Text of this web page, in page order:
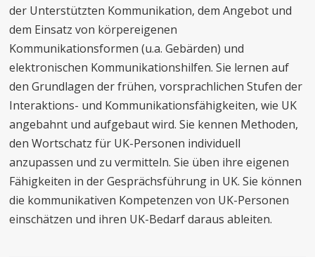
der Unterstützten Kommunikation, dem Angebot und
dem Einsatz von körpereigenen
Kommunikationsformen (u.a. Gebärden) und
elektronischen Kommunikationshilfen. Sie lernen auf
den Grundlagen der frühen, vorsprachlichen Stufen der
Interaktions- und Kommunikationsfähigkeiten, wie UK
angebahnt und aufgebaut wird. Sie kennen Methoden,
den Wortschatz für UK-Personen individuell
anzupassen und zu vermitteln. Sie üben ihre eigenen
Fähigkeiten in der Gesprächsführung in UK. Sie können
die kommunikativen Kompetenzen von UK-Personen
einschätzen und ihren UK-Bedarf daraus ableiten.